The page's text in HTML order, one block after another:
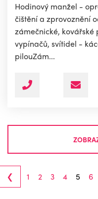
Hodinový manžel -
čištění a zprovoznění
zámečnické,
vypínačů, svítidel -
pilouZám...
‹ 1 2 3 4 5 6